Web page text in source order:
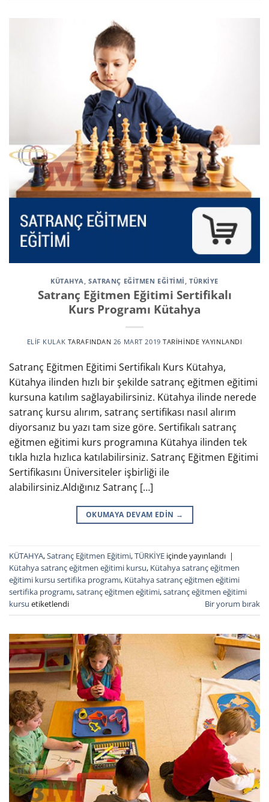
KÜTAHYA,SATRANÇ EĞITMEN EĞITIMI,TÜRKİYE
Satranç Eğitmen Eğitimi Sertifikalı
Kurs Programı Kütahya
ELIF KULAK TARAFINDAN 26 MART 2019 TARIHINDE YAYINLANDI
Satranç Eğitmen Eğitimi Sertifikalı Kurs Kütahya,
Kütahya ilinden hızlı bir şekilde satranç eğitmen eğitimi
kursuna katılım sağlayabilirsiniz. Kütahya ilinde nerede
satranç kursu alırım, satranç sertifikası nasıl alırım
diyorsanız bu yazı tam size göre. Sertifikalı satranç
eğitmen eğitimi kurs programına Kütahya ilinden tek
tıkla hızla hızlıca katılabilirsiniz. Satranç Eğitmen Eğitimi
Sertifikasını Üniversiteler işbirliği ile
alabilirsiniz.Aldığınız Satranç […]
OKUMAYA DEVAM EDIN →
KÜTAHYA,Satranç Eğitmen Eğitimi,TÜRKİYE içinde yayınlandı |
Kütahya satranç eğitmen eğitimi kursu, Kütahya satranç eğitmen
eğitimi kursu sertifika programı, Kütahya satranç eğitmen eğitimi
sertifika programı,satranç eğitmen eğitimi,satranç eğitmen eğitimi
kursu etiketlendi Bir yorum bırak